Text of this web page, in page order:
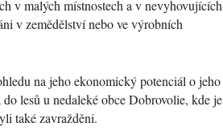
v malých místnostech a v nevyhovujících
v zemědělství nebo ve výrobních
na jeho ekonomický potenciál o jeho
lesů u nedaleké obce Dobrovolie, kde je
také zavražděni.